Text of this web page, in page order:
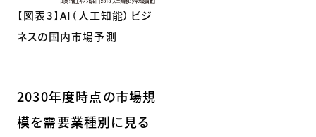
【図表3】AI（人工知能）ビジ
ネスの国内市場予測
2030年度時点の市場規
模を需要業種別に見る